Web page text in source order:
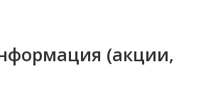
(акции,